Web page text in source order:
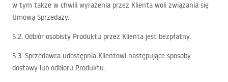
w tym także w chwili wyrażenia przez Klienta woli związania się
Umową Sprzedaży.
5.2. Odbiór osobisty Produktu przez Klienta jest bezpłatny.
5.3. Sprzedawca udostępnia Klientowi następujące sposoby
dostawy lub odbioru Produktu: